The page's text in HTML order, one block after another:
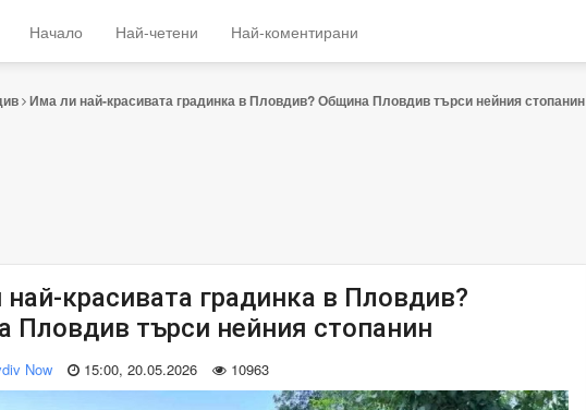
Начало Най-четени Най-коментирани
Има ли най-красивата градинка в Пловдив? Община Пловдив търси нейния стопанин
красивата градинка в Пловдив?
Пловдив търси нейния стопанин
Now 15:00, 20.05.2026 10963